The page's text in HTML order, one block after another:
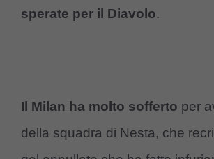
sperate per il Diavolo.
Il Milan ha molto sofferto per
della squadra di Nesta, che